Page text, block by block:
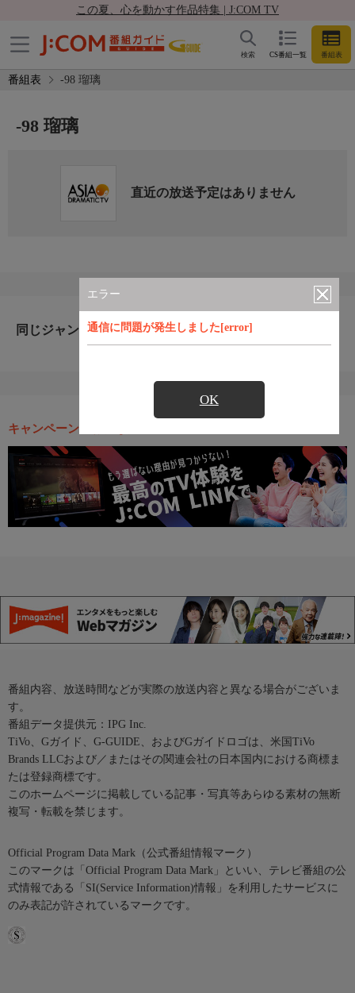
この夏、心を動かす作品特集 | J:COM TV
CS番組一覧 番組表
検索
番組表 -98 瑠璃
エラー
通信に問題が発生しました[error]
OK
-98 瑠璃
直近の放送予定はありません
同じジャンルのおすすめ番組
キャンペーン・お得な情報
番組内容、放送時間などが実際の放送内容と異なる場合がございま
す。
番組データ提供元：IPG Inc.
TiVo、Gガイド、G-GUIDE、およびGガイドロゴは、米国TiVo
Brands LLCおよび／またはその関連会社の日本国内における商標ま
たは登録商標です。
このホームページに掲載している記事・写真等あらゆる素材の無断
複写・転載を禁じます。
Official Program Data Mark（公式番組情報マーク）
このマークは「Official Program Data Mark」といい、テレビ番組の公
式情報である「SI(Service Information)情報」を利用したサービスに
のみ表記が許されているマークです。